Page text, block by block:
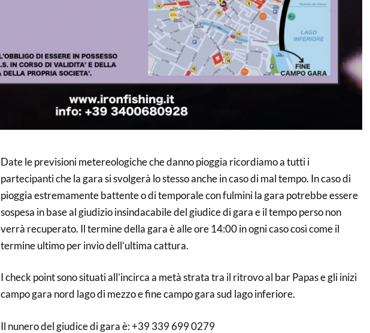
Date le previsioni metereologiche che danno pioggia ricordiamo a tutti i
partecipanti che la gara si svolgerà lo stesso anche in caso di mal tempo. In caso di
pioggia estremamente battente o di temporale con fulmini la gara potrebbe essere
sospesa in base al giudizio insindacabile del giudice di gara e il tempo perso non
verrà recuperato. Il termine della gara è alle ore 14:00 in ogni caso così come il
termine ultimo per invio dell’ultima cattura.
I check point sono situati all’incirca a metà strata tra il ritrovo al bar Papas e gli inizi
campo gara nord lago di mezzo e fine campo gara sud lago inferiore.
Il nunero del giudice di gara è: +39 339 699 0279